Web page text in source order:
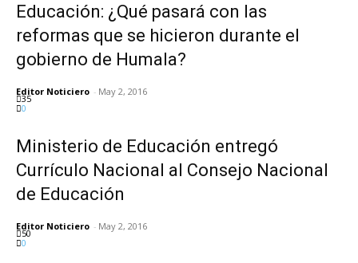
Educación: ¿Qué pasará con las
reformas que se hicieron durante el
gobierno de Humala?
Editor Noticiero - May 2, 2016
35
0
Ministerio de Educación entregó
Currículo Nacional al Consejo Nacional
de Educación
Editor Noticiero - May 2, 2016
50
0